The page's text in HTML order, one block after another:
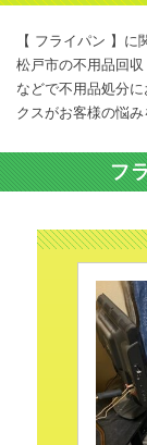
【 フライパン 】に
松戸市の不用品回
などで不用品処分
クスがお客様の悩み
フ